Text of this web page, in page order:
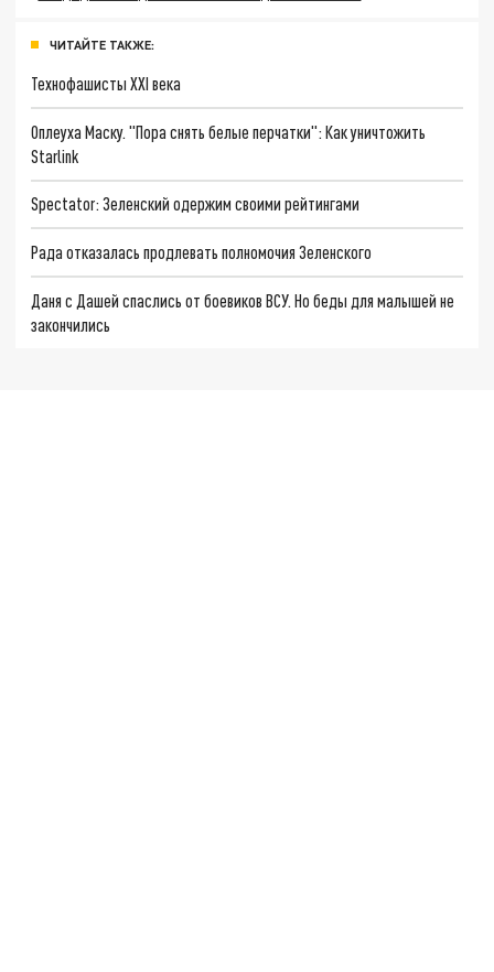
ЧИТАЙТЕ ТАКЖЕ:
Технофашисты XXI века
Оплеуха Маску. "Пора снять белые перчатки": Как уничтожить
Starlink
Spectator: Зеленский одержим своими рейтингами
Рада отказалась продлевать полномочия Зеленского
Даня с Дашей спаслись от боевиков ВСУ. Но беды для малышей не
закончились